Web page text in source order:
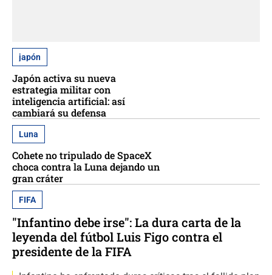
japón
Japón activa su nueva
estrategia militar con
inteligencia artificial: así
cambiará su defensa
Luna
Cohete no tripulado de SpaceX
choca contra la Luna dejando un
gran cráter
FIFA
"Infantino debe irse": La dura carta de la
leyenda del fútbol Luis Figo contra el
presidente de la FIFA